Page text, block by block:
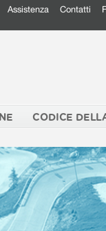
Assistenza Contatti
CODICE